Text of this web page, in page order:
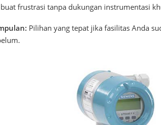
frustrasi tanpa dukungan instrumentasi
Pilihan yang tepat jika fasilitas Anda